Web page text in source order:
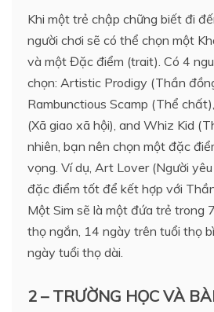
Khi một trẻ chập chững biết đi
người chơi sẽ có thể chọn một
và một Đặc điểm (trait). Có 4
chọn: Artistic Prodigy (Thần
Rambunctious Scamp (Thể
(Xã giao xã hội), and Whiz Kid
nhiên, bạn nên chọn một đặc
vọng. Ví dụ, Art Lover (Người
đặc điểm tốt để kết hợp với
Một Sim sẽ là một đứa trẻ trong
thọ ngắn, 14 ngày trên tuổi thọ
ngày tuổi thọ dài.
2 – TRƯỜNG HỌC VÀ